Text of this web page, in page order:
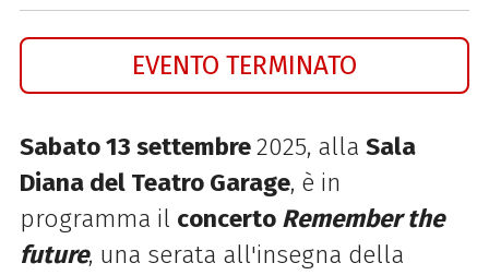
EVENTO TERMINATO
Sabato 13 settembre2025, alla Sala
Diana del Teatro Garage, è in
programma il concerto Remember the
future, una serata all'insegna della